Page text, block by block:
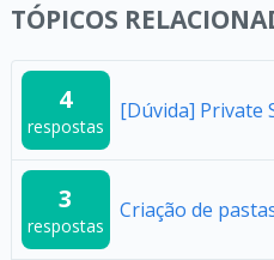
TÓPICOS
4
respostas
[Dúvida] Private
3
respostas
Criação de